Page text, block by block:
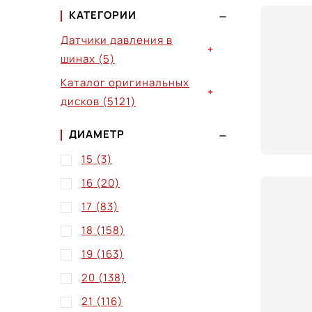
КАТЕГОРИИ
Датчики давления в
шинах (5)
+
Каталог оригинальных
дисков (5121)
+
ДИАМЕТР
15 (3)
16 (20)
17 (83)
18 (158)
19 (163)
20 (138)
21 (116)